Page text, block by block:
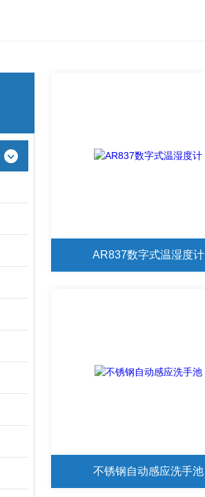
AR837数字式温湿度计
不锈钢自动感应洗手池